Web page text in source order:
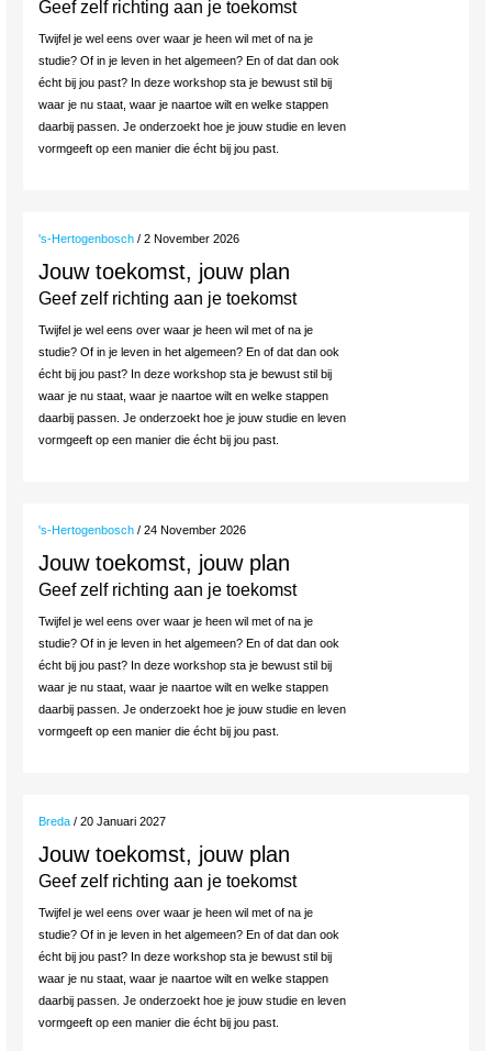
Geef zelf richting aan je toekomst
Twijfel je wel eens over waar je heen wil met of na je
studie? Of in je leven in het algemeen? En of dat dan ook
écht bij jou past? In deze workshop sta je bewust stil bij
waar je nu staat, waar je naartoe wilt en welke stappen
daarbij passen. Je onderzoekt hoe je jouw studie en leven
vormgeeft op een manier die écht bij jou past.
's-Hertogenbosch / 2 November 2026
Jouw toekomst, jouw plan
Geef zelf richting aan je toekomst
Twijfel je wel eens over waar je heen wil met of na je
studie? Of in je leven in het algemeen? En of dat dan ook
écht bij jou past? In deze workshop sta je bewust stil bij
waar je nu staat, waar je naartoe wilt en welke stappen
daarbij passen. Je onderzoekt hoe je jouw studie en leven
vormgeeft op een manier die écht bij jou past.
's-Hertogenbosch / 24 November 2026
Jouw toekomst, jouw plan
Geef zelf richting aan je toekomst
Twijfel je wel eens over waar je heen wil met of na je
studie? Of in je leven in het algemeen? En of dat dan ook
écht bij jou past? In deze workshop sta je bewust stil bij
waar je nu staat, waar je naartoe wilt en welke stappen
daarbij passen. Je onderzoekt hoe je jouw studie en leven
vormgeeft op een manier die écht bij jou past.
Breda / 20 Januari 2027
Jouw toekomst, jouw plan
Geef zelf richting aan je toekomst
Twijfel je wel eens over waar je heen wil met of na je
studie? Of in je leven in het algemeen? En of dat dan ook
écht bij jou past? In deze workshop sta je bewust stil bij
waar je nu staat, waar je naartoe wilt en welke stappen
daarbij passen. Je onderzoekt hoe je jouw studie en leven
vormgeeft op een manier die écht bij jou past.